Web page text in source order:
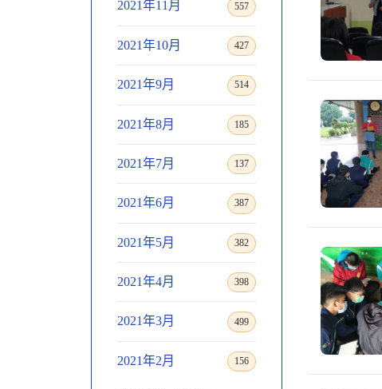
2021年11月 557
2021年10月 427
2021年9月 514
2021年8月 185
2021年7月 137
2021年6月 387
2021年5月 382
2021年4月 398
2021年3月 499
2021年2月 156